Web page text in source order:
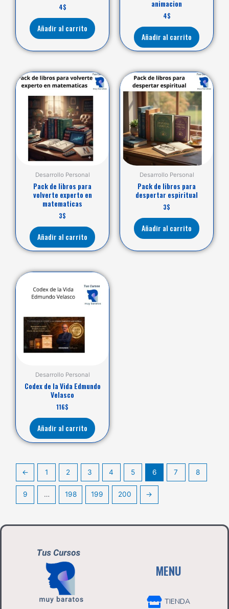
4$
Añadir al carrito
animacion
4$
Añadir al carrito
Desarrollo Personal
Pack de libros para
volverte experto en
matematicas
3$
Añadir al carrito
Desarrollo Personal
Pack de libros para
despertar espiritual
3$
Añadir al carrito
Desarrollo Personal
Codex de la Vida Edmundo
Velasco
116$
Añadir al carrito
← 1 2 3 4 5 6 7 8
9 … 198 199 200 →
MENU
TIENDA